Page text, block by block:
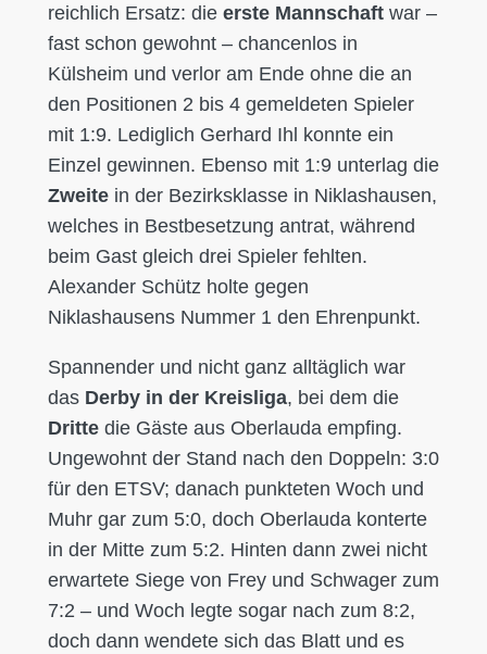
reichlich Ersatz: die erste Mannschaftwar –
fast schon gewohnt – chancenlos in
Külsheim und verlor am Ende ohne die an
den Positionen 2 bis 4 gemeldeten Spieler
mit 1:9. Lediglich Gerhard Ihl konnte ein
Einzel gewinnen. Ebenso mit 1:9 unterlag die
Zweitein der Bezirksklasse in Niklashausen,
welches in Bestbesetzung antrat, während
beim Gast gleich drei Spieler fehlten.
Alexander Schütz holte gegen
Niklashausens Nummer 1 den Ehrenpunkt.
Spannender und nicht ganz alltäglich war
das Derby in der Kreisliga, bei dem die
Drittedie Gäste aus Oberlauda empfing.
Ungewohnt der Stand nach den Doppeln: 3:0
für den ETSV; danach punkteten Woch und
Muhr gar zum 5:0, doch Oberlauda konterte
in der Mitte zum 5:2. Hinten dann zwei nicht
erwartete Siege von Frey und Schwager zum
7:2 – und Woch legte sogar nach zum 8:2,
doch dann wendete sich das Blatt und es